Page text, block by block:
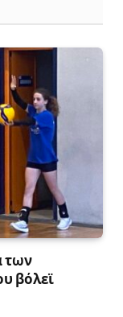
των
βόλεϊ